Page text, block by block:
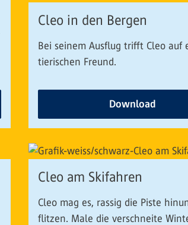
Cleo in den Bergen
Bei seinem Ausflug trifft Cleo auf
tierischen Freund.
Download
Cleo am Skifahren
Cleo mag es, rassig die Piste
flitzen. Male die verschneite